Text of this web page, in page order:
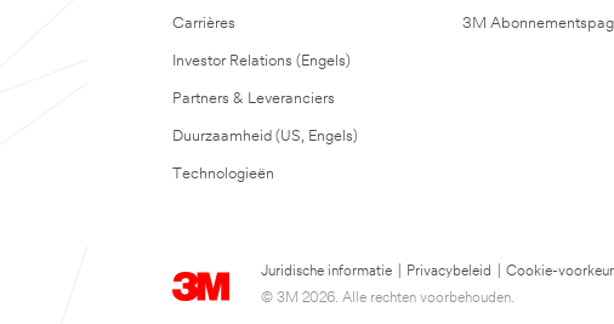
Carrières
Investor Relations (Engels)
Partners & Leveranciers
Duurzaamheid (US, Engels)
Technologieën
3M
Juridische informatie Privacybeleid
Cookie-
© 3M 2026. Alle rechten voorbehouden.